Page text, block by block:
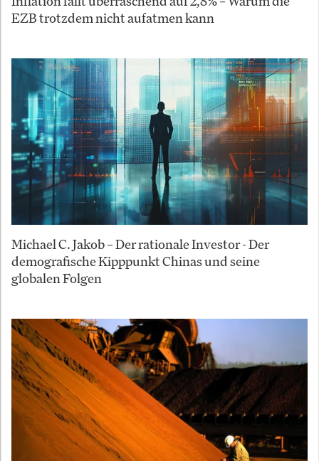
EZB trotzdem nicht aufatmen kann
Michael C. Jakob – Der rationale Investor - Der
demografische Kipppunkt Chinas und seine
globalen Folgen